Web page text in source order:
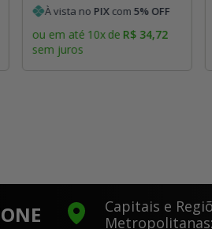
À vista no PIXcom5% OFF
ou em até 10xde R$ 34,72
sem juros
Capitais e
Metropolitanas: